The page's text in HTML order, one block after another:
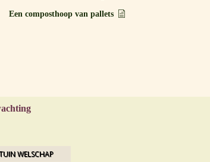
Een composthoop van pallets
WELSCHAP